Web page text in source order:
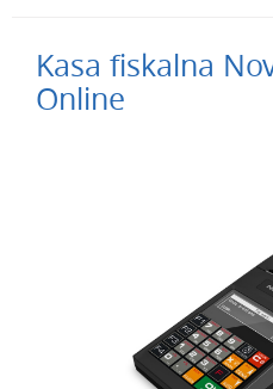
Kasa fiskalna
Online